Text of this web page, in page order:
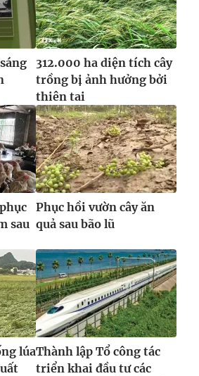
312.000 ha diện tích cây
trồng bị ảnh hưởng bởi
thiên tai
sau
Phục hồi vườn cây ăn
quả sau bão lũ
lúaThành lập Tổ công tác
triển khai đầu tư các